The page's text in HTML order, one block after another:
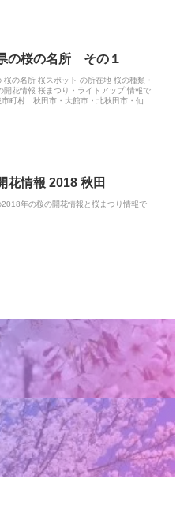
の桜の名所 その１
桜の名所 桜スポット の所在地 桜の種類・
開花情報 桜まつり・ライトアップ 情報で
市町村 秋田市・大館市・北秋田市・仙北
花情報 2018 秋田
2018年の桜の開花情報と桜まつり情報で